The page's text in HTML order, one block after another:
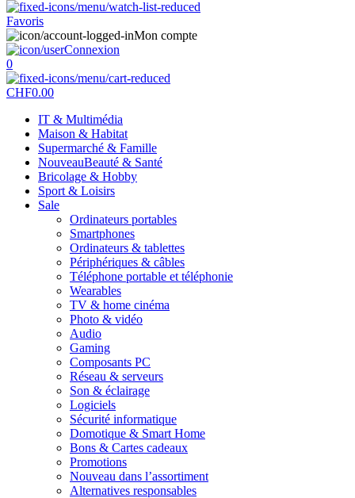
Favoris
Mon compte
Connexion
0
CHF0.00
IT & Multimédia
Maison & Habitat
Supermarché & Famille
NouveauBeauté & Santé
Bricolage & Hobby
Sport & Loisirs
Sale
Ordinateurs portables
Smartphones
Ordinateurs & tablettes
Périphériques & câbles
Téléphone portable et téléphonie
Wearables
TV & home cinéma
Photo & vidéo
Audio
Gaming
Composants PC
Réseau & serveurs
Son & éclairage
Logiciels
Sécurité informatique
Domotique & Smart Home
Bons & Cartes cadeaux
Promotions
Nouveau dans l’assortiment
Alternatives responsables